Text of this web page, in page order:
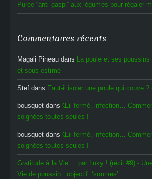
Purée “anti-gaspi” aux légumes pour régaler
Commentaires récents
Magali Pineau dans La poule et ses
et sous-estimé
Stef dans Faut-il isoler une poule qui couve ?
bousquet dans Œil fermé, infection…
soignées toutes seules !
bousquet dans Œil fermé, infection…
soignées toutes seules !
Gratitude à la Vie ... par Luky ! (récit #9) -
Vie de poussin : objectif ‘sourires’